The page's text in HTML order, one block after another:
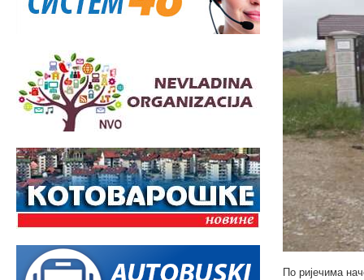
По ријечима